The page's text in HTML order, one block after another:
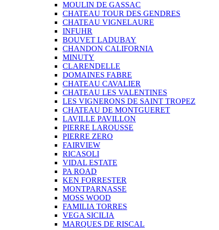
MOULIN DE GASSAC
CHATEAU TOUR DES GENDRES
CHATEAU VIGNELAURE
INFUHR
BOUVET LADUBAY
CHANDON CALIFORNIA
MINUTY
CLARENDELLE
DOMAINES FABRE
CHATEAU CAVALIER
CHATEAU LES VALENTINES
LES VIGNERONS DE SAINT TROPEZ
CHATEAU DE MONTGUERET
LAVILLE PAVILLON
PIERRE LAROUSSE
PIERRE ZERO
FAIRVIEW
RICASOLI
VIDAL ESTATE
PA ROAD
KEN FORRESTER
MONTPARNASSE
MOSS WOOD
FAMILIA TORRES
VEGA SICILIA
MARQUES DE RISCAL